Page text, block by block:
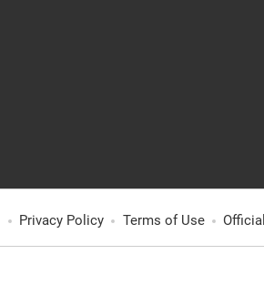
Privacy Policy Terms of Use